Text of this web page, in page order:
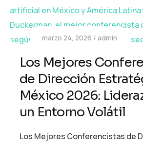
marzo 24, 2026 admin
Los Mejores
de Dirección
México 2026:
un Entorno Volátil
Los Mejores Conferencistas de